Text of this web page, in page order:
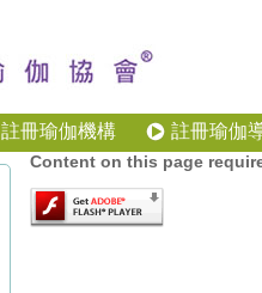
註冊瑜伽機構 註冊瑜伽
Content on this page